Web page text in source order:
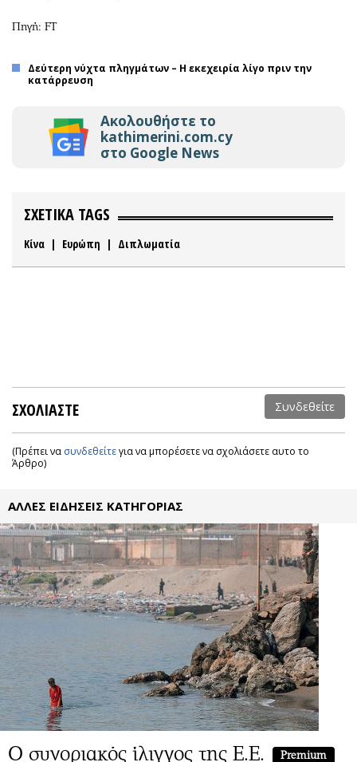
Πηγή: FT
Δεύτερη νύχτα πληγμάτων – Η εκεχειρία λίγο πριν την
κατάρρευση
Ακολουθήστε το
kathimerini.com.cy
στο Google News
ΣΧΕΤΙΚΑ TAGS
Κίνα | Ευρώπη | Διπλωματία
ΣΧΟΛΙΑΣΤΕ Συνδεθείτε
(Πρέπει να συνδεθείτεγια να μπορέσετε να σχολιάσετε αυτο το
Άρθρο)
ΑΛΛΕΣ ΕΙΔΗΣΕΙΣ ΚΑΤΗΓΟΡΙΑΣ
Ο συνοριακός ίλιγγος της Ε.Ε. Premium